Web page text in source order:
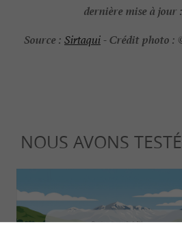
dernière mise à jour :
Source : Sirtaqui-Crédit photo :
NOUS AVONS TESTÉ